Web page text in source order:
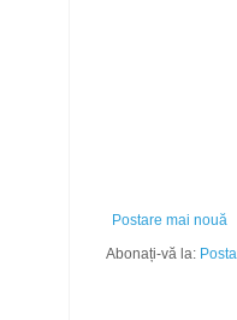
Postare mai nouă
Abonați-vă la: